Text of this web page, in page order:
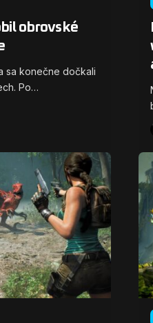
obrovské
sa konečne dočkali
Po…